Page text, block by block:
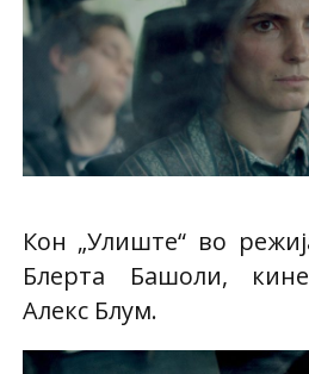
Кон „Улиште“ во
Блерта Башоли,
Алекс Блум.